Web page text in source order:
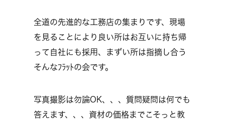
全道の先進的な工務店の集まりです、現場
を見ることにより良い所はお互いに持ち帰
って自社にも採用、まずい所は指摘し合う
そんなﾌﾗｯﾄの会です。
写真撮影は勿論OK、、、質問疑問は何でも
答えます、、、資材の価格までこそっと教